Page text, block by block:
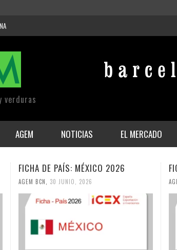
verduras
AGEM NOTICIAS EL MERCADO
FICHA DE PAÍS: PANAMÁ 2026
AGEM BCN, 30 JUNIO, 2026